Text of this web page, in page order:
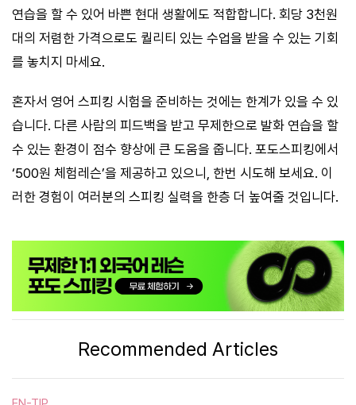
연습을 할 수 있어 바쁜 현대 생활에도 적합합니다. 회당 3천원
대의 저렴한 가격으로도 퀄리티 있는 수업을 받을 수 있는 기회
를 놓치지 마세요.
혼자서 영어 스피킹 시험을 준비하는 것에는 한계가 있을 수 있
습니다. 다른 사람의 피드백을 받고 무제한으로 발화 연습을 할
수 있는 환경이 점수 향상에 큰 도움을 줍니다. 포도스피킹에서
‘500원 체험레슨’을 제공하고 있으니, 한번 시도해 보세요. 이
러한 경험이 여러분의 스피킹 실력을 한층 더 높여줄 것입니다.
Recommended Articles